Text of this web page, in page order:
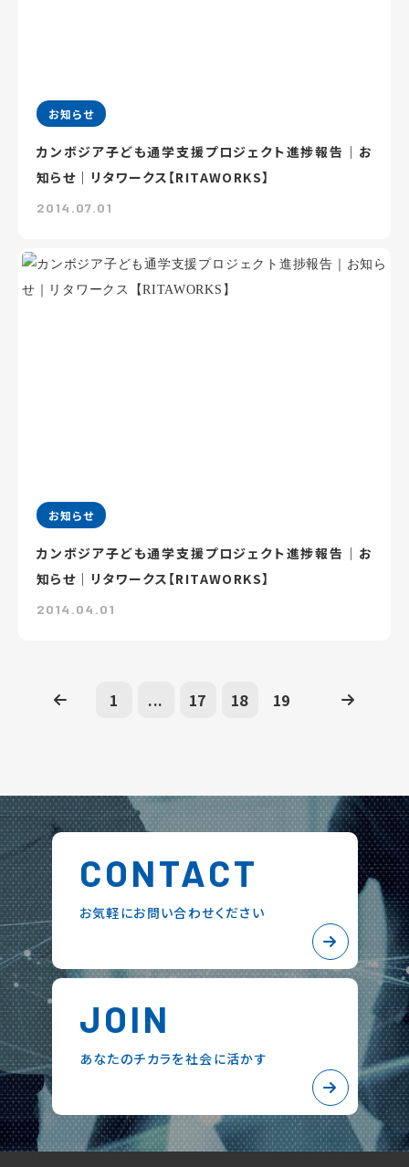
お知らせ
カンボジア子ども通学支援プロジェクト進捗報告｜お
知らせ｜リタワークス【RITAWORKS】
2014.07.01
お知らせ
カンボジア子ども通学支援プロジェクト進捗報告｜お
知らせ｜リタワークス【RITAWORKS】
2014.04.01
1 ... 17 18 19
CONTACT
お気軽にお問い合わせください
JOIN
あなたのチカラを社会に活かす